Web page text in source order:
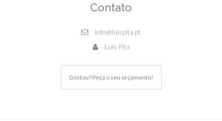
Contato
info@luispita.pt
Luís Pita
Gostou? Peça o seu orçamento!